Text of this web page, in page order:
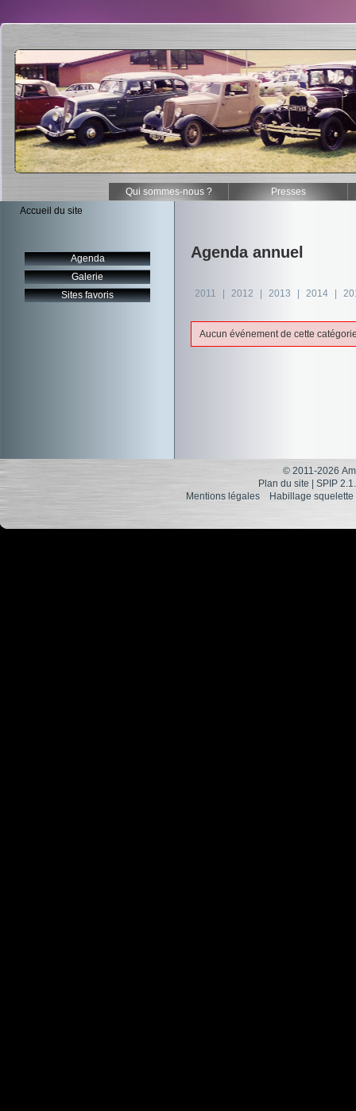
Qui sommes-nous ?
Presses
Accueil du site
Agenda annuel
2011 2012 2013 2014
Aucun événement de cette
Agenda
Galerie
Sites favoris
© 2011-2026
Plan du site
SPIP
Mentions légales Habillage